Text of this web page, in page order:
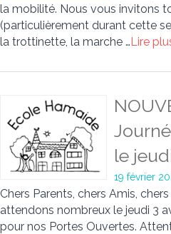
la mobilité. Nous vous invitons
(particulièrement durant cette
la trottinette, la marche …Lire
le
19 février
Chers Parents, chers Amis,
attendons nombreux le jeudi 3
pour nos Portes Ouvertes.